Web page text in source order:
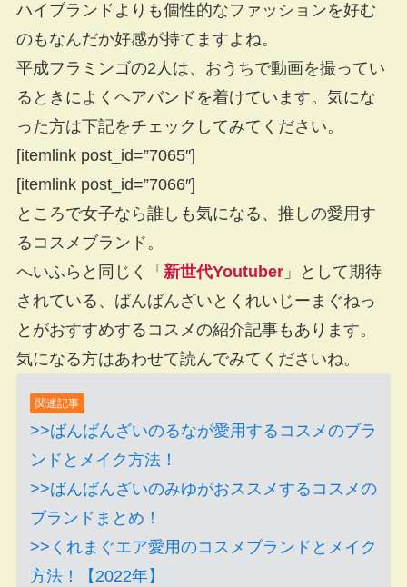
ハイブランドよりも個性的なファッションを好む
のもなんだか好感が持てますよね。
平成フラミンゴの2人は、おうちで動画を撮ってい
るときによくヘアバンドを着けています。気にな
った方は下記をチェックしてみてください。
[itemlink post_id=”7065″]
[itemlink post_id=”7066″]
ところで女子なら誰しも気になる、推しの愛用す
るコスメブランド。
へいふらと同じく「 新世代Youtuber」として期待
されている、ばんばんざいとくれいじーまぐねっ
とがおすすめするコスメの紹介記事もあります。
気になる方はあわせて読んでみてくださいね。
関連記事
>>ばんばんざいのるなが愛用するコスメのブラ
ンドとメイク方法！
>>ばんばんざいのみゆがおススメするコスメの
ブランドまとめ！
>>くれまぐエア愛用のコスメブランドとメイク
方法！【2022年】